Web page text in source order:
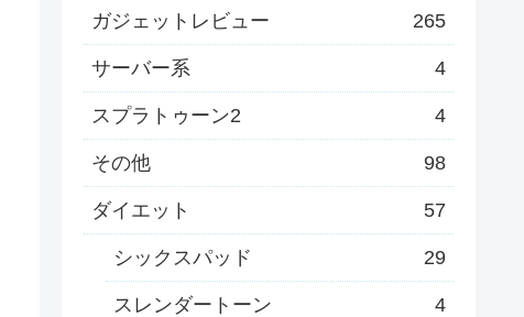
ガジェットレビュー 265
サーバー系 4
スプラトゥーン2 4
その他 98
ダイエット 57
シックスパッド 29
スレンダートーン 4